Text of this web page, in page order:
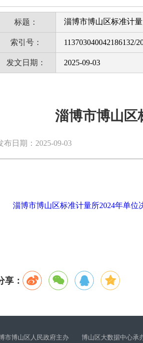
标题： 淄博市博山区标准计
索引号： 113703040042186132/
发文日期： 2025-09-03
淄博市博山区
布日期：2025-09-03
淄博市博山区标准计量所2024年单位
享：
市博山区人民政府主办 博山区大数据中心承